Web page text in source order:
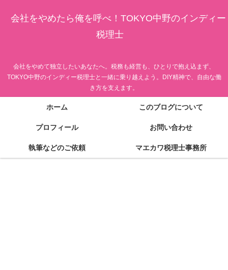
会社をやめたら俺を呼べ！TOKYO中野のインディー
税理士
会社をやめて独立したいあなたへ。税務も経営も、ひとりで抱え込まず、
TOKYO中野のインディー税理士と一緒に乗り越えよう。DIY精神で、自由な働
き方を支えます。
ホーム このブログについて
プロフィール お問い合わせ
執筆などのご依頼 マエカワ税理士事務所